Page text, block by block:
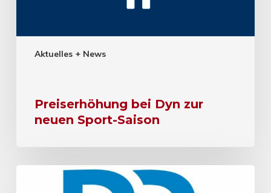
Aktuelles + News
Preiserhöhung bei Dyn zur
neuen Sport-Saison